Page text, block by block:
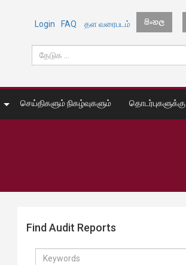
Login FAQ தள வரைபடம்
செய்திகளும் நிகழ்வுகளும் தொடர்புகளுக்கு
Find Audit Reports